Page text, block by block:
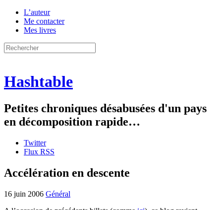
L’auteur
Me contacter
Mes livres
Hashtable
Petites chroniques désabusées d'un pays
en décomposition rapide…
Twitter
Flux RSS
Accélération en descente
16 juin 2006 Général